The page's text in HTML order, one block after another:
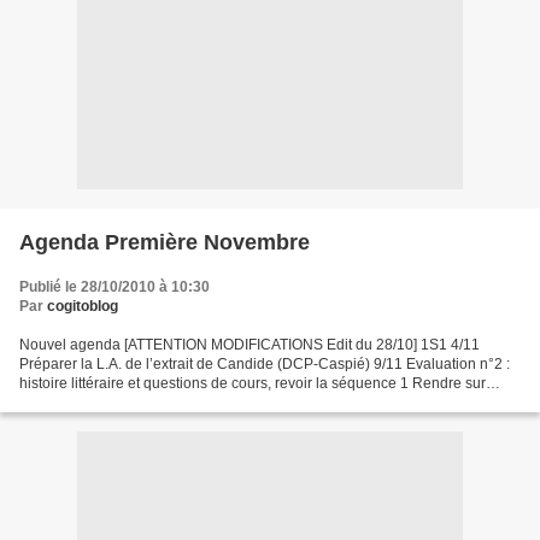
Agenda Première Novembre
Publié le 28/10/2010 à 10:30
Par cogitoblog
Nouvel agenda [ATTENTION MODIFICATIONS Edit du 28/10] 1S1 4/11
Préparer la L.A. de l’extrait de Candide (DCP-Caspié) 9/11 Evaluation n°2 :
histoire littéraire et questions de cours, revoir la séquence 1 Rendre sur